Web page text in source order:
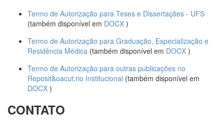
Termo de Autorização para Teses e Dissertações - UFS
(também disponível em DOCX )
Termo de Autorização para Graduação, Especialização e
Residência Médica (também disponível em DOCX )
Termo de Autorização para outras publicações no
Reposit&oacut;rio Institucional (também disponível em
DOCX )
CONTATO